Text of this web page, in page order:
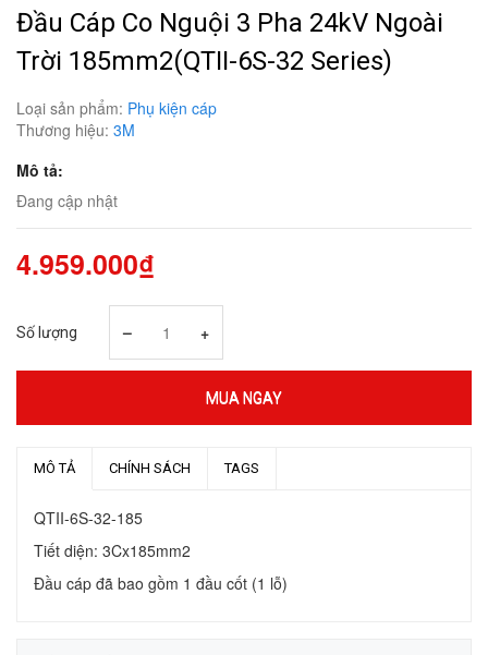
Đầu Cáp Co Nguội 3 Pha 24kV Ngoài
Trời 185mm2(QTII-6S-32 Series)
Loại sản phẩm: Phụ kiện cáp
Thương hiệu: 3M
Mô tả:
Đang cập nhật
4.959.000₫
Số lượng – +
MUA NGAY
MÔ TẢ CHÍNH SÁCH TAGS
QTII-6S-32-185
Tiết diện: 3Cx185mm2
Đầu cáp đã bao gồm 1 đầu cốt (1 lỗ)